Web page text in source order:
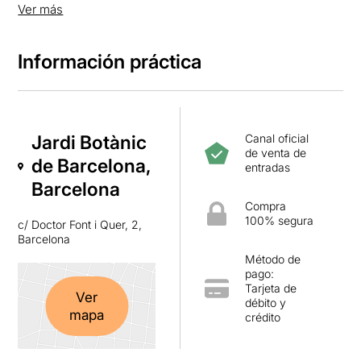
Entre sus objetivos principales destacan la conservación y
documentación del patrimonio natural de Cataluña, actuar
como elemento difusor de la cultura botánica y naturalista
y promover el conocimiento y el respeto por la naturaleza.
Ver más
Información práctica
Jardi Botànic
de Barcelona,
Barcelona
c/ Doctor Font i Quer, 2,
Barcelona
Ver
mapa
Canal oficial
de venta de
entradas
Compra
100% segura
Método de
pago:
Tarjeta de
débito y
crédito